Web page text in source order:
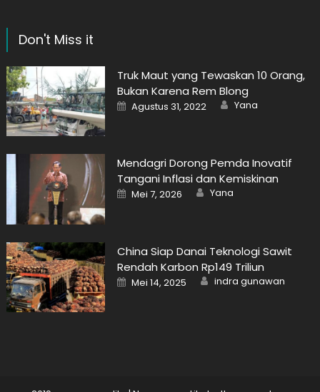
Don't Miss it
Truk Maut yang Tewaskan 10 Orang,
Bukan Karena Rem Blong
Posted
on
Agustus 31, 2022 Author
Yana
Mendagri Dorong Pemda Inovatif
Tangani Inflasi dan Kemiskinan
Posted
on
Mei 7, 2026 Author
Yana
China Siap Danai Teknologi Sawit
Rendah Karbon Rp149 Triliun
Posted
on
Mei 14, 2025 Author
indra gunawan